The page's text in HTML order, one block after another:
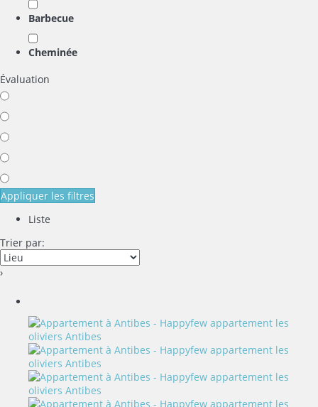
Barbecue
Cheminée
Évaluation
Appliquer les filtres
Liste
Trier par:
›